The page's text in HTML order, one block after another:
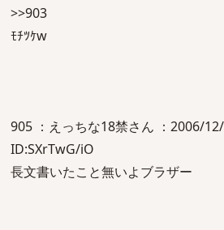
>>903
ﾓﾁﾂｹw
905 ：えっちな18禁さん ：2006/
ID:SXrTwG/iO
長文書いたこと無いよブラザー